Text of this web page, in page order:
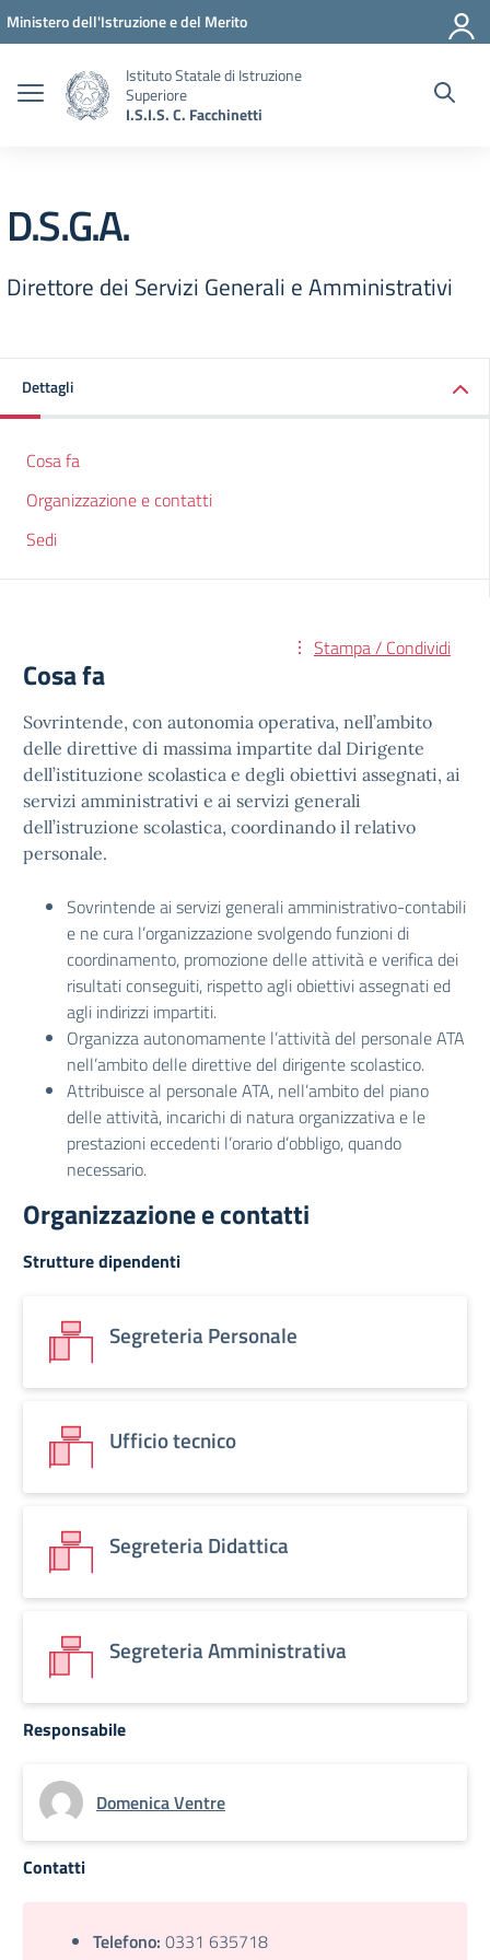
Vai ai contenuti
Vai al menu di navigazione
Vai al footer
Ministero dell'Istruzione e del Merito
Istituto Statale di Istruzione
Superiore
I.S.I.S. C. Facchinetti
D.S.G.A.
Direttore dei Servizi Generali e Amministrativi
Dettagli
Cosa fa
Organizzazione e contatti
Sedi
Stampa / Condividi
Cosa fa
Sovrintende, con autonomia operativa, nell’ambito
delle direttive di massima impartite dal Dirigente
dell’istituzione scolastica e degli obiettivi assegnati, ai
servizi amministrativi e ai servizi generali
dell’istruzione scolastica, coordinando il relativo
personale.
Sovrintende ai servizi generali amministrativo-contabili
e ne cura l’organizzazione svolgendo funzioni di
coordinamento, promozione delle attività e verifica dei
risultati conseguiti, rispetto agli obiettivi assegnati ed
agli indirizzi impartiti.
Organizza autonomamente l’attività del personale ATA
nell’ambito delle direttive del dirigente scolastico.
Attribuisce al personale ATA, nell’ambito del piano
delle attività, incarichi di natura organizzativa e le
prestazioni eccedenti l’orario d’obbligo, quando
necessario.
Organizzazione e contatti
Strutture dipendenti
Segreteria Personale
Ufficio tecnico
Segreteria Didattica
Segreteria Amministrativa
Responsabile
Domenica Ventre
Contatti
Telefono: 0331 635718